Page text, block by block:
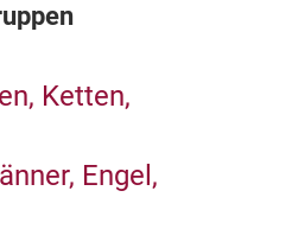
Ketten,
Engel,